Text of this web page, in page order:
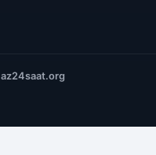
az24saat.org